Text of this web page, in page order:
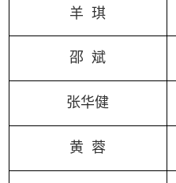
羊 琪
邵 斌
张华健
黄 蓉